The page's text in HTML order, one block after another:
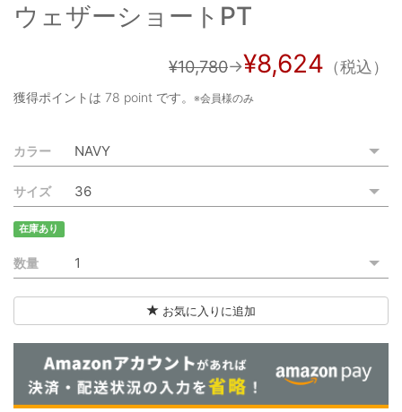
ご利用ガイド
ご利用規約
ウェザーショートPT
¥10,780→¥8,624 （税込）
獲得ポイントは 78 point です。 ※会員様のみ
カラー
サイズ
在庫あり
数量
お気に入りに追加